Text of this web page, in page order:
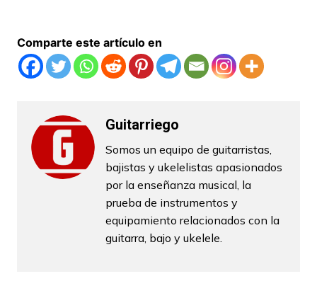
Comparte este artículo en
Guitarriego
Somos un equipo de guitarristas,
bajistas y ukelelistas apasionados
por la enseñanza musical, la
prueba de instrumentos y
equipamiento relacionados con la
guitarra, bajo y ukelele.